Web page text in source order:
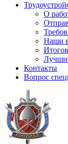
О
Наши
Контакты
Вопрос